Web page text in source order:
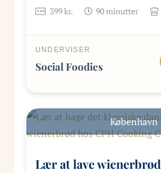
399kr. 90minutter
UNDERVISER
Social Foodies
København
Lær at lave wienerbrød